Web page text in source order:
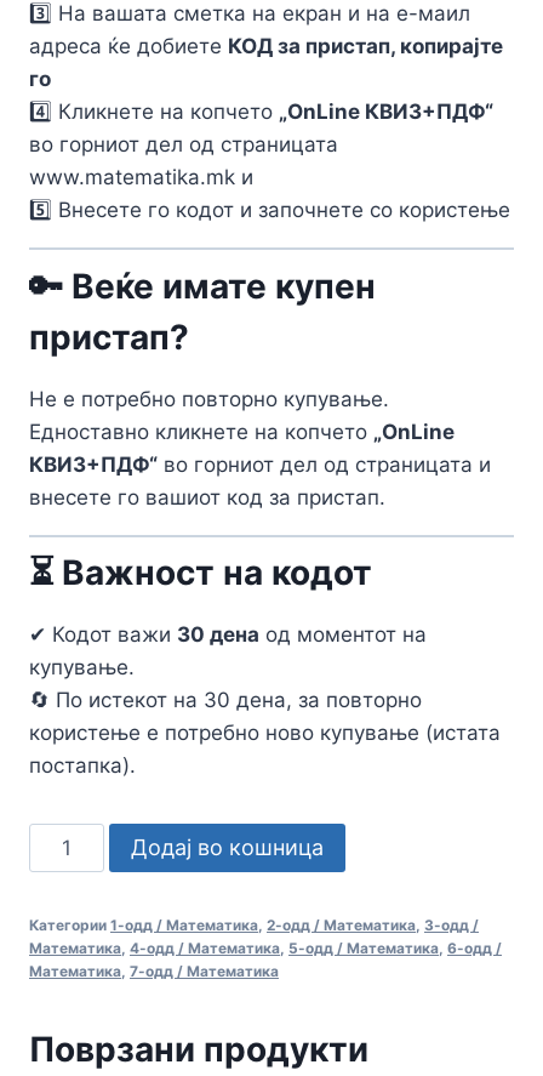
3️⃣ На вашата сметка на екран и на е-маил
адреса ќе добиете КОД за пристап, копирајте
го
4️⃣ Кликнете на копчето „OnLine КВИЗ+ПДФ“
во горниот дел од страницата
www.matematika.mk и
5️⃣ Внесете го кодот и започнете со користење
🔑 Веќе имате купен
пристап?
Не е потребно повторно купување.
Едноставно кликнете на копчето „OnLine
КВИЗ+ПДФ“ во горниот дел од страницата и
внесете го вашиот код за пристап.
⏳ Важност на кодот
✔ Кодот важи 30 дена од моментот на
купување.
🔄 По истекот на 30 дена, за повторно
користење е потребно ново купување (истата
постапка).
Апликација
за
МЕРКИ
за
/
Онлајн
Додај во кошница
Категории 1-одд / Математика, 2-одд / Математика, 3-одд /
Математика, 4-одд / Математика, 5-одд / Математика, 6-одд /
Математика, 7-одд / Математика
Поврзани продукти